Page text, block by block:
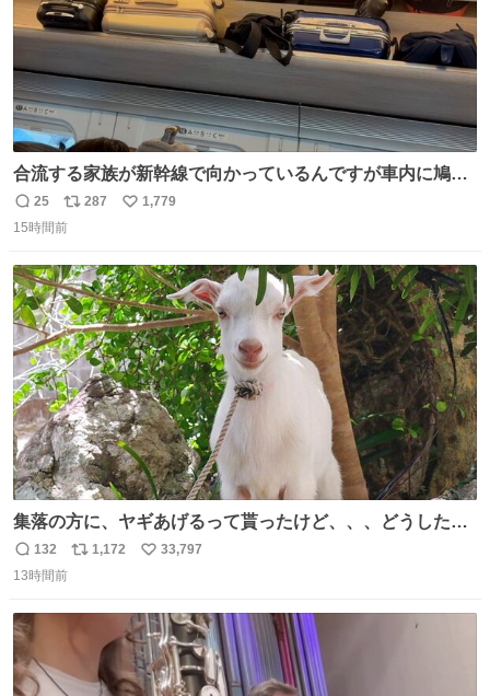
合流する家族が新幹線で向かっているんですが車内に鳩が
乗車してしまったようで 捕獲の為那須塩原で10分停止した
ようで🤣無事降車👏しかし乗り継ぎが間に合わなくなって
返
信
25
リ
ポ
ト
数
287
い
数
1,779
15時間前
集落の方に、ヤギあげるって貰ったけど、、、どうしたら
ええんかわからん。 とりあえず軒先に繋いでるけど人慣れ
してないから、スマホの通知音でビクッてなってはる。
返
信
132
リ
ト
数
1,172
い
数
33,797
13時間前